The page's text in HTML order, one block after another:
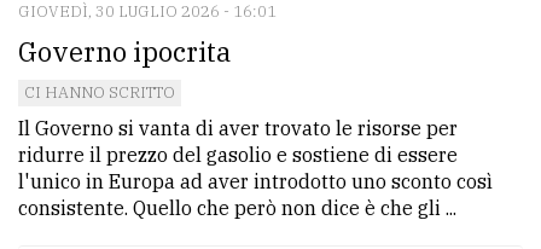
GIOVEDÌ, 30 LUGLIO 2026 - 16:01
Governo ipocrita
CI HANNO SCRITTO
Il Governo si vanta di aver trovato le risorse per
ridurre il prezzo del gasolio e sostiene di essere
l'unico in Europa ad aver introdotto uno sconto così
consistente. Quello che però non dice è che gli ...